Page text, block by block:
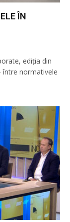
ÎN
ediția din
între normativele